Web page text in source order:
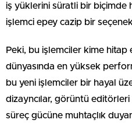
iş yüklerini süratli bir biçimde
işlemci epey cazip bir
Peki, bu işlemciler kime hitap
dünyasında en yüksek
bu yeni işlemciler bir hayal
dizayncılar, görüntü editörleri
süreç gücüne muhtaçlık